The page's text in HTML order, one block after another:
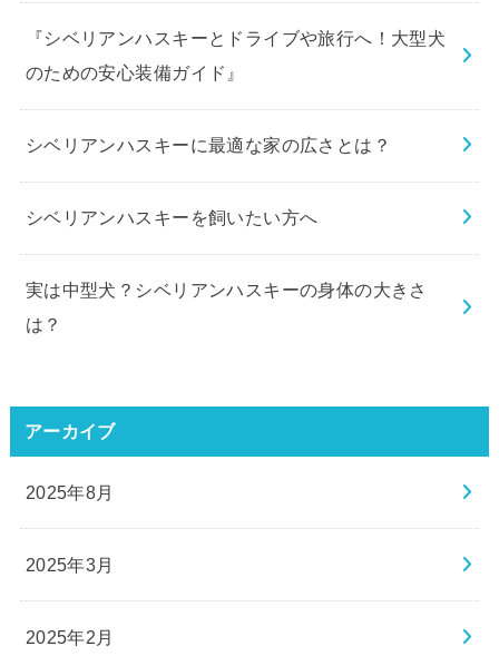
『シベリアンハスキーとドライブや旅行へ！大型犬
のための安心装備ガイド』
シベリアンハスキーに最適な家の広さとは？
シベリアンハスキーを飼いたい方へ
実は中型犬？シベリアンハスキーの身体の大きさ
は？
アーカイブ
2025年8月
2025年3月
2025年2月